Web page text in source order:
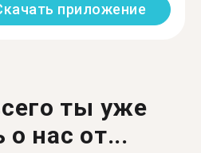
приложение
ты уже
о нас от...